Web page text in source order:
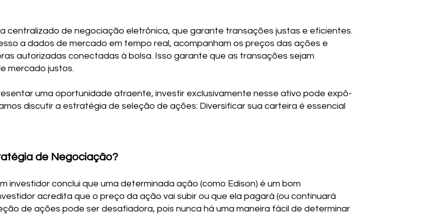
centralizado de negociação eletrônica, que garante transações justas e eficientes.
a dados de mercado em tempo real, acompanham os preços das ações e
autorizadas conectadas à bolsa. Isso garante que as transações sejam
mercado justos.
uma oportunidade atraente, investir exclusivamente nesse ativo pode expô-
discutir a estratégia de seleção de ações: Diversificar sua carteira é essencial
de Negociação?
investidor conclui que uma determinada ação (como Edison) é um bom
acredita que o preço da ação vai subir ou que ela pagará (ou continuará
de ações pode ser desafiadora, pois nunca há uma maneira fácil de determinar